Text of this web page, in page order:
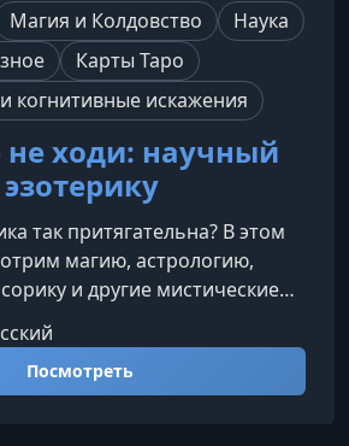
Магия и Колдовство
Наука
Карты Таро
когнитивные искажения
не ходи: научный
так притягательна? В этом
магию, астрологию,
и другие мистические
точки зрения. Вы узнаете,
механизмы стоят за
как отличить
от псевдонауки и какие
Посмотреть